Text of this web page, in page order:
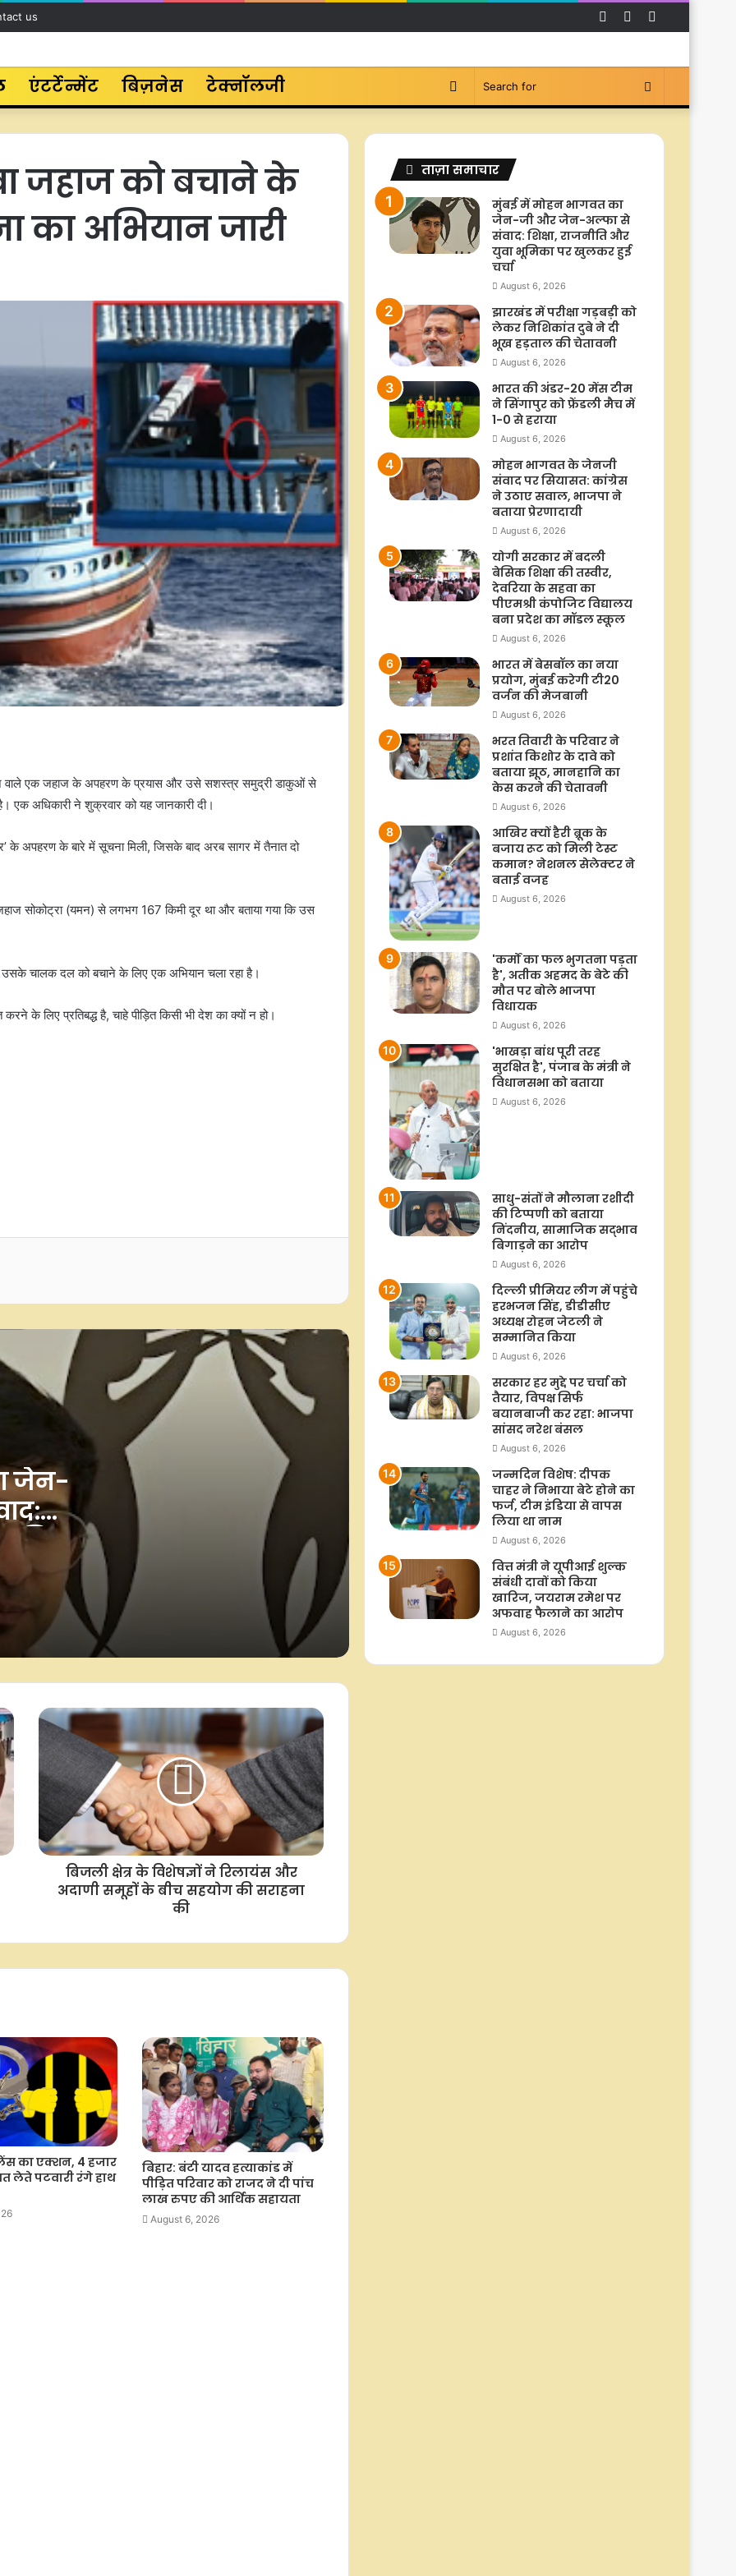
us YouTube
Facebook
एंटर्टेन्मेंट बिज़नेस टेक्नॉलजी Search
Switch
जहाज को बचाने के
का अभियान जारी
वाले एक जहाज के अपहरण के प्रयास और उसे सशस्त्र समुद्री डाकुओं से
एक अधिकारी ने शुक्रवार को यह जानकारी दी।
के अपहरण के बारे में सूचना मिली, जिसके बाद अरब सागर में तैनात दो
सोकोट्रा (यमन) से लगभग 167 किमी दूर था और बताया गया कि उस
चालक दल को बचाने के लिए एक अभियान चला रहा है।
करने के लिए प्रतिबद्ध है, चाहे पीड़ित किसी भी देश का क्यों न हो।
जेन-
भूमिका
निशिकांत दुबे ने दी भूख हड़ताल की चेतावनी
दावे को बताया झूठ, मानहानि का केस
करने की चेतावनी
'भाखड़ा बांध पूरी तरह सुरक्षित है', पंजाब के
मंत्री ने विधानसभा को बताया
सरकार हर मुद्दे पर चर्चा को तैयार, विपक्ष
सिर्फ बयानबाजी कर रहा: भाजपा सांसद
नरेश बंसल
गुजरात: कच्छ में मादक पदार्थों के तस्कर से
22.31 लाख रुपए की संपत्ति जब्त
एयरफोर्स के पायलट तैयार, बस तेजस मार्क
1ए जेट का इंतजार, कइयों की ट्रेनिंग हो
चुकी है पूरी
नागालैंड और अरुणाचल प्रदेश में भूस्खलन:
असम में बाढ़ राहत के नाम पर चंदा वसूली
पर सख्ती, सीएम हिमंत सरमा ने पुलिस को
दिए कार्रवाई के निर्देश
पंजाब: संगरूर पुलिस की कार्रवाई, ड्रग्स के
साथ दो तस्कर गिरफ्तार
बिजली क्षेत्र के विशेषज्ञों ने रिलायंस और
अदाणी समूहों के बीच सहयोग की सराहना
की
का एक्शन, 4 हजार
लेते पटवारी रंगे हाथ
बिहार: बंटी यादव हत्याकांड में
पीड़ित परिवार को राजद ने दी पांच
लाख रुपए की आर्थिक सहायता
August 6, 2026
ताज़ा समाचार
मुंबई में मोहन भागवत का
जेन-जी और जेन-अल्फा से
संवाद: शिक्षा, राजनीति और
युवा भूमिका पर खुलकर हुई
चर्चा
August 6, 2026
झारखंड में परीक्षा गड़बड़ी को
लेकर निशिकांत दुबे ने दी
भूख हड़ताल की चेतावनी
August 6, 2026
भारत की अंडर-20 मेंस टीम
ने सिंगापुर को फ्रेंडली मैच में
1-0 से हराया
August 6, 2026
मोहन भागवत के जेनजी
संवाद पर सियासत: कांग्रेस
ने उठाए सवाल, भाजपा ने
बताया प्रेरणादायी
August 6, 2026
योगी सरकार में बदली
बेसिक शिक्षा की तस्वीर,
देवरिया के सहवा का
पीएमश्री कंपोजिट विद्यालय
बना प्रदेश का मॉडल स्कूल
August 6, 2026
भारत में बेसबॉल का नया
प्रयोग, मुंबई करेगी टी20
वर्जन की मेजबानी
August 6, 2026
भरत तिवारी के परिवार ने
प्रशांत किशोर के दावे को
बताया झूठ, मानहानि का
केस करने की चेतावनी
August 6, 2026
आखिर क्यों हैरी ब्रूक के
बजाय रूट को मिली टेस्ट
कमान? नेशनल सेलेक्टर ने
बताई वजह
August 6, 2026
'कर्मों का फल भुगतना पड़ता
है', अतीक अहमद के बेटे की
मौत पर बोले भाजपा
विधायक
August 6, 2026
'भाखड़ा बांध पूरी तरह
सुरक्षित है', पंजाब के मंत्री ने
विधानसभा को बताया
August 6, 2026
साधु-संतों ने मौलाना रशीदी
की टिप्‍पणी को बताया
निंदनीय, सामाजिक सद्भाव
बिगाड़ने का आरोप
August 6, 2026
दिल्ली प्रीमियर लीग में पहुंचे
हरभजन सिंह, डीडीसीए
अध्यक्ष रोहन जेटली ने
सम्मानित किया
August 6, 2026
सरकार हर मुद्दे पर चर्चा को
तैयार, विपक्ष सिर्फ
बयानबाजी कर रहा: भाजपा
सांसद नरेश बंसल
August 6, 2026
जन्मदिन विशेष: दीपक
चाहर ने निभाया बेटे होने का
फर्ज, टीम इंडिया से वापस
लिया था नाम
August 6, 2026
वित्त मंत्री ने यूपीआई शुल्क
संबंधी दावों को किया
खारिज, जयराम रमेश पर
अफवाह फैलाने का आरोप
August 6, 2026